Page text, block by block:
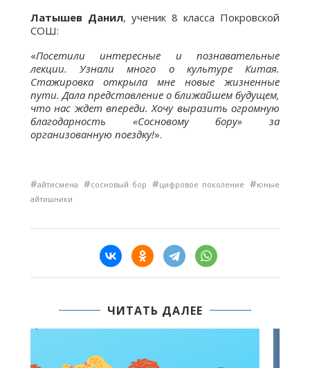
Латышев Данил, ученик 8 класса Покровской
СОШ:
«Посетили интересные и познавательные
лекции. Узнали много о культуре Китая.
Стажировка открыла мне новые жизненные
пути. Дала представление о ближайшем будущем,
что нас ждет впереди. Хочу выразить огромную
благодарность «Сосновому бору» за
организованную поездку!».
#айтисмена #сосновый бор #цифровое поколение #юные
айтишники
ЧИТАТЬ ДАЛЕЕ